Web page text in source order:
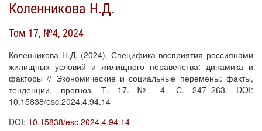
Коленникова Н.Д.
Том 17, №4, 2024
Коленникова Н.Д. (2024). Специфика восприятия россиянами
жилищных условий и жилищного неравенства: динамика и
факторы // Экономические и социальные перемены: факты,
тенденции, прогноз. Т. 17. № 4. С. 247–263. DOI:
10.15838/esc.2024.4.94.14
DOI: 10.15838/esc.2024.4.94.14